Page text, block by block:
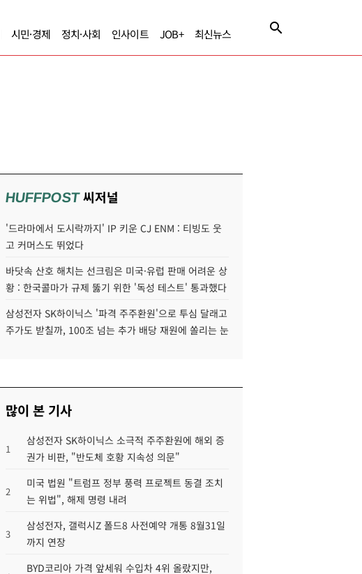
시민·경제 정치·사회 인사이트 JOB+ 최신뉴스
HUFFPOST씨저널
'드라마에서 도시락까지' IP 키운 CJ ENM : 티빙도 웃
고 커머스도 뛰었다
바닷속 산호 해치는 선크림은 미국·유럽 판매 어려운 상
황 : 한국콜마가 규제 뚫기 위한 '독성 테스트' 통과했다
삼성전자 SK하이닉스 '파격 주주환원'으로 투심 달래고
주가도 받칠까, 100조 넘는 추가 배당 재원에 쏠리는 눈
많이 본 기사
1
삼성전자 SK하이닉스 소극적 주주환원에 해외 증
권가 비판, "반도체 호황 지속성 의문"
2
미국 법원 "트럼프 정부 풍력 프로젝트 동결 조치
는 위법", 해제 명령 내려
3
삼성전자, 갤럭시Z 폴드8 사전예약 개통 8월31일
까지 연장
BYD코리아 가격 앞세워 수입차 4위 올랐지만,